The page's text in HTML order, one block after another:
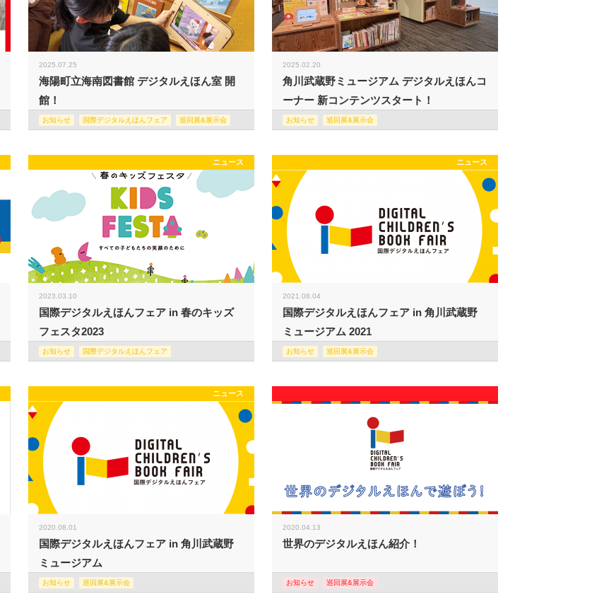
2025.07.25
海陽町立海南図書館 デジタルえほん室 開
館！
お知らせ 国際デジタルえほんフェア 巡回展&展示会
2025.02.20
角川武蔵野ミュージアム デジタルえほんコ
ーナー 新コンテンツスタート！
お知らせ 巡回展&展示会
ニュース
2023.03.10
国際デジタルえほんフェア in 春のキッズ
フェスタ2023
お知らせ 国際デジタルえほんフェア
ニュース
2021.08.04
国際デジタルえほんフェア in 角川武蔵野
ミュージアム 2021
お知らせ 巡回展&展示会
ニュース
2020.08.01
国際デジタルえほんフェア in 角川武蔵野
ミュージアム
お知らせ 巡回展&展示会
2020.04.13
世界のデジタルえほん紹介！
お知らせ 巡回展&展示会